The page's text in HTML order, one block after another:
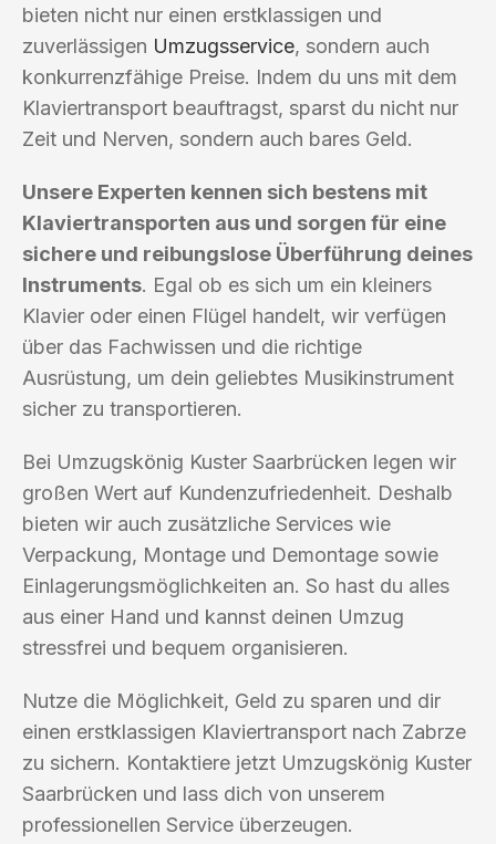
bieten nicht nur einen erstklassigen und
zuverlässigen Umzugsservice, sondern auch
konkurrenzfähige Preise. Indem du uns mit dem
Klaviertransport beauftragst, sparst du nicht nur
Zeit und Nerven, sondern auch bares Geld.
Unsere Experten kennen sich bestens mit
Klaviertransporten aus und sorgen für eine
sichere und reibungslose Überführung deines
Instruments. Egal ob es sich um ein kleiners
Klavier oder einen Flügel handelt, wir verfügen
über das Fachwissen und die richtige
Ausrüstung, um dein geliebtes Musikinstrument
sicher zu transportieren.
Bei Umzugskönig Kuster Saarbrücken legen wir
großen Wert auf Kundenzufriedenheit. Deshalb
bieten wir auch zusätzliche Services wie
Verpackung, Montage und Demontage sowie
Einlagerungsmöglichkeiten an. So hast du alles
aus einer Hand und kannst deinen Umzug
stressfrei und bequem organisieren.
Nutze die Möglichkeit, Geld zu sparen und dir
einen erstklassigen Klaviertransport nach Zabrze
zu sichern. Kontaktiere jetzt Umzugskönig Kuster
Saarbrücken und lass dich von unserem
professionellen Service überzeugen.